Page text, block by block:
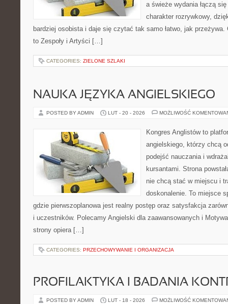
a świeże wydania łączą
charakter rozrywkowy,
bardziej osobista i daje się czytać tak samo łatwo, jak przeżywa.
to Zespoły i Artyści […]
CATEGORIES: ZIELONE SZLAKI
NAUKA JĘZYKA ANGIELSKIEGO
POSTED BY ADMIN LUT - 20 - 2026 MOŻLIWOŚĆ
Kongres Anglistów to
angielskiego, którzy chcą
podejść nauczania i
kursantami. Strona
nie chcą stać w miejscu i
doskonalenie. To miejsce
gdzie pierwszoplanowa jest realny postęp oraz satysfakcja
i uczestników. Polecamy Angielski dla zaawansowanych i
strony opiera […]
CATEGORIES: PRZECHOWYWANIE I ORGANIZACJA
PROFILAKTYKA I BADANIA
POSTED BY ADMIN LUT - 18 - 2026 MOŻLIWOŚĆ